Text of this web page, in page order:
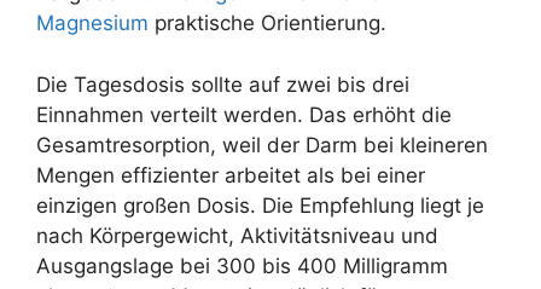
Magnesium praktische Orientierung.
Die Tagesdosis sollte auf zwei bis drei
Einnahmen verteilt werden. Das erhöht die
Gesamtresorption, weil der Darm bei kleineren
Mengen effizienter arbeitet als bei einer
einzigen großen Dosis. Die Empfehlung liegt je
nach Körpergewicht, Aktivitätsniveau und
Ausgangslage bei 300 bis 400 Milligramm